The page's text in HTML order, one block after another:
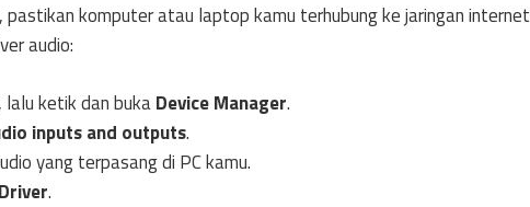
komputer atau laptop kamu terhubung ke jaringan internet
audio:
lalu ketik dan bukaDevice Manager.
inputs and outputs.
yang terpasang di PC kamu.
.